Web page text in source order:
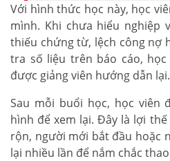
Với hình thức học này, học
mình. Khi chưa hiểu nghiệp
thiếu chứng từ, lệch công nợ
tra số liệu trên báo cáo,
được giảng viên hướng dẫn lại.
Sau mỗi buổi học, học viên
hình để xem lại. Đây là lợi
rộn, người mới bắt đầu hoặc
lại nhiều lần để nắm chắc